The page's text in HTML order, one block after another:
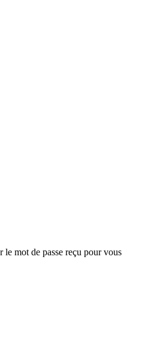
mot de passe reçu pour vous